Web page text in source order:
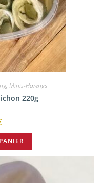
, Minis-Harengs
220g